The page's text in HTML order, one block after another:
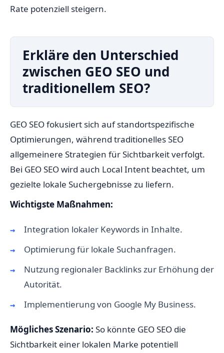
Rate potenziell steigern.
Erkläre den Unterschied
zwischen GEO SEO und
traditionellem SEO?
GEO SEO fokusiert sich auf standortspezifische
Optimierungen, während traditionelles SEO
allgemeinere Strategien für Sichtbarkeit verfolgt.
Bei GEO SEO wird auch Local Intent beachtet, um
gezielte lokale Suchergebnisse zu liefern.
Wichtigste Maßnahmen:
Integration lokaler Keywords in Inhalte.
Optimierung für lokale Suchanfragen.
Nutzung regionaler Backlinks zur Erhöhung der
Autorität.
Implementierung von Google My Business.
Mögliches Szenario: So könnte GEO SEO die
Sichtbarkeit einer lokalen Marke potentiell